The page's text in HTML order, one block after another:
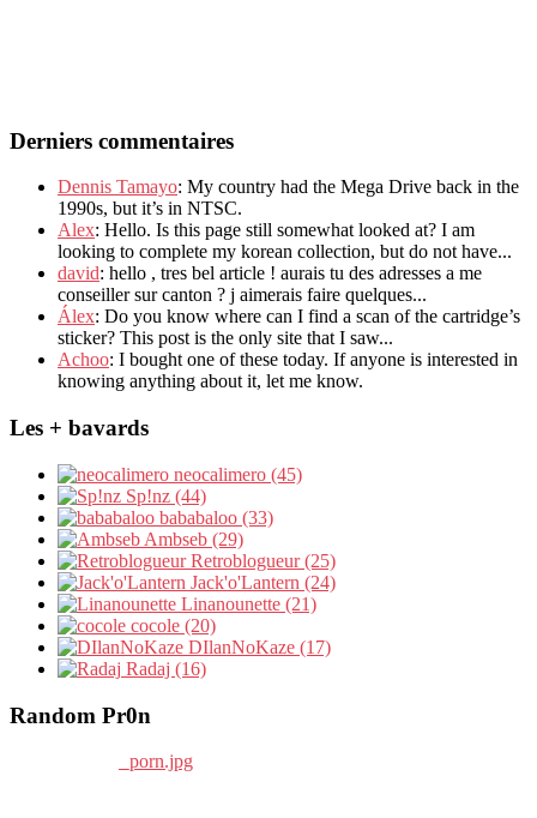
Derniers commentaires
Dennis Tamayo: My country had the Mega Drive back in the
1990s, but it’s in NTSC.
Alex: Hello. Is this page still somewhat looked at? I am
looking to complete my korean collection, but do not have...
david: hello , tres bel article ! aurais tu des adresses a me
conseiller sur canton ? j aimerais faire quelques...
Álex: Do you know where can I find a scan of the cartridge’s
sticker? This post is the only site that I saw...
Achoo: I bought one of these today. If anyone is interested in
knowing anything about it, let me know.
Les + bavards
neocalimero (45)
Sp!nz (44)
bababaloo (33)
Ambseb (29)
Retroblogueur (25)
Jack'o'Lantern (24)
Linanounette (21)
cocole (20)
DIlanNoKaze (17)
Radaj (16)
Random Pr0n